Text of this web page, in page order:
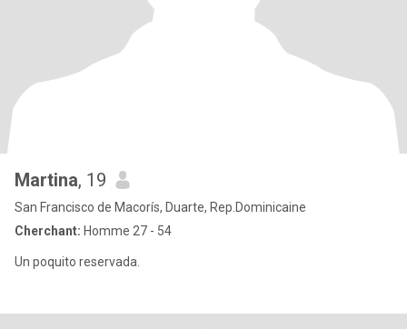
Martina, 19
San Francisco de Macorís, Duarte, Rep.Dominicaine
Cherchant: Homme 27 - 54
Un poquito reservada.